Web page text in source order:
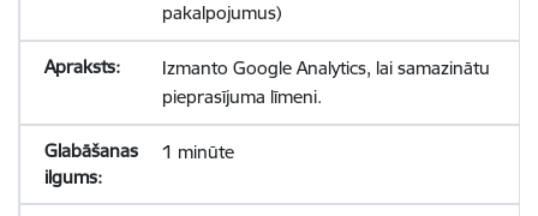
pakalpojumus)
Izmanto Google Analytics, lai samazinātu
pieprasījuma līmeni.
1 minūte